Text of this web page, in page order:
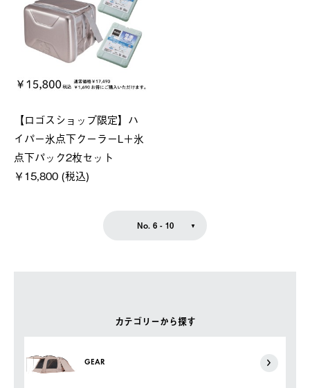
カテゴリーから探す
GEAR
【ロゴスショップ限定】ハ
イパー氷点下クーラーL＋氷
点下パック2枚セット
￥15,800 (税込)
No. 6 - 10